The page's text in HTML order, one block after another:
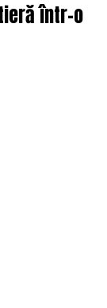
într-o